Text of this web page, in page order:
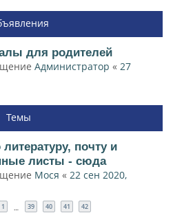
для родителей
Администратор « 27
Темы
почту и
листы - сюда
Мося « 22 сен 2020,
1 … 39 40 41 42